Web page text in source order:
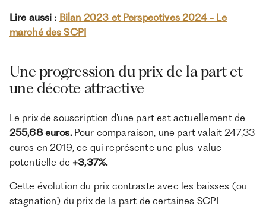
Lire aussi : Bilan 2023 et Perspectives 2024 - Le
marché des SCPI
Une progression du prix de la part et
une décote attractive
Le prix de souscription d’une part est actuellement de
255,68 euros. Pour comparaison, une part valait 247,33
euros en 2019, ce qui représente une plus-value
potentielle de +3,37%.
Cette évolution du prix contraste avec les baisses (ou
stagnation) du prix de la part de certaines SCPI